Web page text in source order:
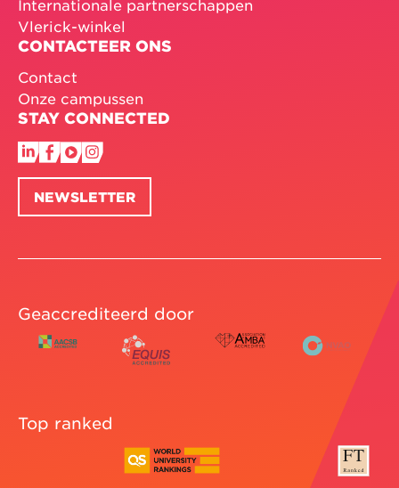
Internationale partnerschappen
Vlerick-winkel
CONTACTEER ONS
Contact
Onze campussen
STAY CONNECTED
NEWSLETTER
Geaccrediteerd door
Top ranked